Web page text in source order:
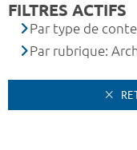
FILTRES ACTIFS
Par type de
Par rubrique: